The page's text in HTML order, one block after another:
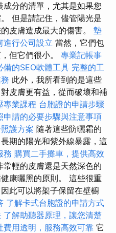
分的清單，尤其是如果您
但是請記住，儘管陽光是
皮膚造成最大的傷害。 墊
進行公司設立 當然，它們包
但它們很小。 專業記帳事
備的SEO軟體工具 完整的工
此外，我所看到的是這些
皮膚更有益，從而破壞和補
專業課程 台胞證的申請步驟
申請的必要步驟與注意事項
護方案 隨著這些防曬霜的
期的陽光和紫外線暴露，這
務 購買二手攤車，提供高效
常輕的皮膚還是天然深色的
康曬黑的原則。 這些很重
此可以將架子保留在壁櫥
了解卡式台胞證的申請方式
了解助聽器原理，讓您清楚
費用透明，服務高效可靠 它